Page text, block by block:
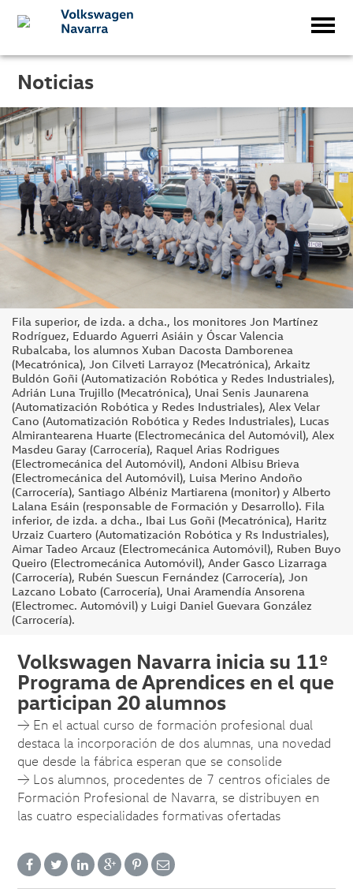
Noticias
Fila superior, de izda. a dcha., los monitores Jon Martínez
Rodríguez, Eduardo Aguerri Asiáin y Óscar Valencia
Rubalcaba, los alumnos Xuban Dacosta Damborenea
(Mecatrónica), Jon Cilveti Larrayoz (Mecatrónica), Arkaitz
Buldón Goñi (Automatización Robótica y Redes Industriales),
Adrián Luna Trujillo (Mecatrónica), Unai Senis Jaunarena
(Automatización Robótica y Redes Industriales), Alex Velar
Cano (Automatización Robótica y Redes Industriales), Lucas
Almirantearena Huarte (Electromecánica del Automóvil), Alex
Masdeu Garay (Carrocería), Raquel Arias Rodrigues
(Electromecánica del Automóvil), Andoni Albisu Brieva
(Electromecánica del Automóvil), Luisa Merino Andoño
(Carrocería), Santiago Albéniz Martiarena (monitor) y Alberto
Lalana Esáin (responsable de Formación y Desarrollo). Fila
inferior, de izda. a dcha., Ibai Lus Goñi (Mecatrónica), Haritz
Urzaiz Cuartero (Automatización Robótica y Rs Industriales),
Aimar Tadeo Arcauz (Electromecánica Automóvil), Ruben Buyo
Queiro (Electromecánica Automóvil), Ander Gasco Lizarraga
(Carrocería), Rubén Suescun Fernández (Carrocería), Jon
Lazcano Lobato (Carrocería), Unai Aramendía Ansorena
(Electromec. Automóvil) y Luigi Daniel Guevara González
(Carrocería).
Volkswagen Navarra inicia su 11º
Programa de Aprendices en el que
participan 20 alumnos
→ En el actual curso de formación profesional dual
destaca la incorporación de dos alumnas, una novedad
que desde la fábrica esperan que se consolide
→ Los alumnos, procedentes de 7 centros oficiales de
Formación Profesional de Navarra, se distribuyen en
las cuatro especialidades formativas ofertadas